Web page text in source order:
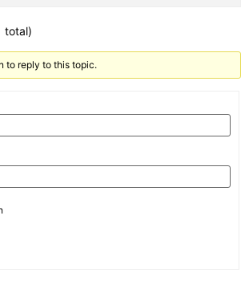
total)
to reply to this topic.